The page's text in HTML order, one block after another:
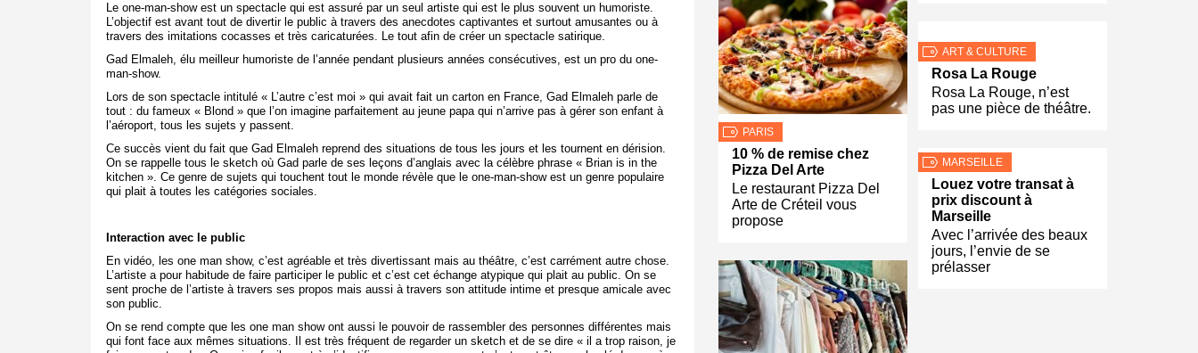
Le one-man-show est un spectacle qui est assuré par un seul artiste qui est le plus souvent un humoriste.
L’objectif est avant tout de divertir le public à travers des anecdotes captivantes et surtout amusantes ou à
travers des imitations cocasses et très caricaturées. Le tout afin de créer un spectacle satirique.
Gad Elmaleh, élu meilleur humoriste de l’année pendant plusieurs années consécutives, est un pro du one-
man-show.
Lors de son spectacle intitulé « L’autre c’est moi » qui avait fait un carton en France, Gad Elmaleh parle de
tout : du fameux « Blond » que l’on imagine parfaitement au jeune papa qui n’arrive pas à gérer son enfant à
l’aéroport, tous les sujets y passent.
Ce succès vient du fait que Gad Elmaleh reprend des situations de tous les jours et les tournent en dérision.
On se rappelle tous le sketch où Gad parle de ses leçons d’anglais avec la célèbre phrase « Brian is in the
kitchen ». Ce genre de sujets qui touchent tout le monde révèle que le one-man-show est un genre populaire
qui plait à toutes les catégories sociales.
Interaction avec le public
En vidéo, les one man show, c’est agréable et très divertissant mais au théâtre, c’est carrément autre chose.
L’artiste a pour habitude de faire participer le public et c’est cet échange atypique qui plait au public. On se
sent proche de l’artiste à travers ses propos mais aussi à travers son attitude intime et presque amicale avec
son public.
On se rend compte que les one man show ont aussi le pouvoir de rassembler des personnes différentes mais
qui font face aux mêmes situations. Il est très fréquent de regarder un sketch et de se dire « il a trop raison, je
PARIS
10 % de remise chez
Pizza Del Arte
Le restaurant Pizza Del
Arte de Créteil vous
propose
ART & CULTURE
Rosa La Rouge
Rosa La Rouge, n’est
pas une pièce de théâtre.
MARSEILLE
Louez votre transat à
prix discount à
Marseille
Avec l’arrivée des beaux
jours, l’envie de se
prélasser